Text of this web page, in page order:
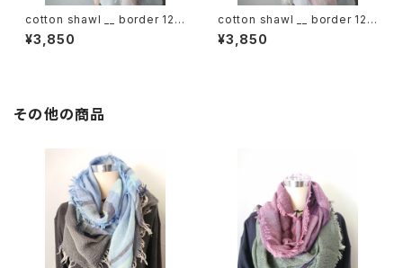
cotton shawl __ border 120
春麗w
¥3,850
cotton shawl __ border 120
桜花w
¥3,850
その他の商品